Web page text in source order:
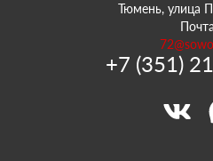
Тюмень, улица
+7 (351)